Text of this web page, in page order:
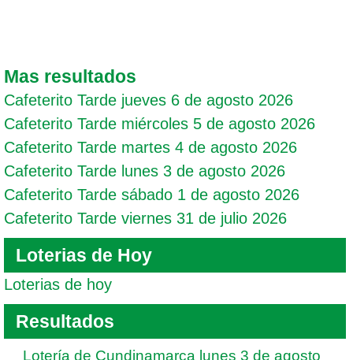
Mas resultados
Cafeterito Tarde jueves 6 de agosto 2026
Cafeterito Tarde miércoles 5 de agosto 2026
Cafeterito Tarde martes 4 de agosto 2026
Cafeterito Tarde lunes 3 de agosto 2026
Cafeterito Tarde sábado 1 de agosto 2026
Cafeterito Tarde viernes 31 de julio 2026
Loterias de Hoy
Loterias de hoy
Resultados
Lotería de Cundinamarca lunes 3 de agosto